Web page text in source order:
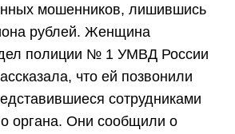
мошенников, лишившись
рублей. Женщина
полиции № 1 УМВД России
что ей позвонили
сотрудниками
органа. Они сообщили о